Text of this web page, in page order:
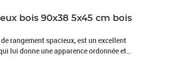
bois 90x38 5x45 cm bois
rangement spacieux, est un excellent
lui donne une apparence ordonnée et
d'ingénierie est d'une qualité exceptionnelle